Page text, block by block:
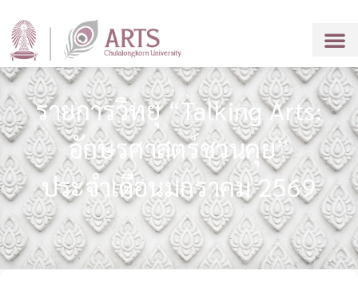
รายการวิทยุ “Talking Arts:
อักษรศาสตร์ชวนคุย”
ประจำเดือนมกราคม 2569